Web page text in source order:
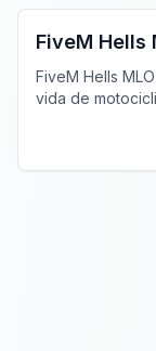
FiveM Hells
FiveM Hells
vida de